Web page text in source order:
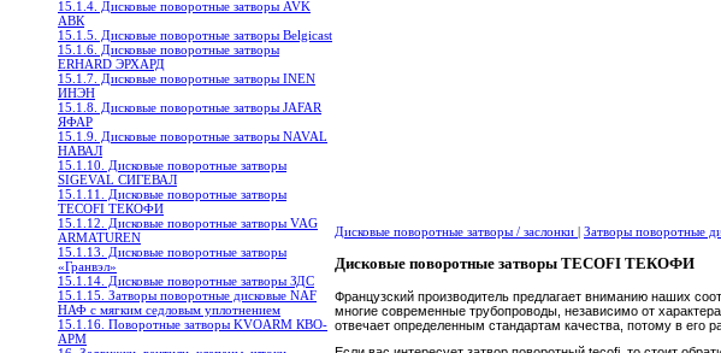
15.1.4. Дисковые поворотные затворы AVK
АВК
15.1.5. Дисковые поворотные затворы Belgicast
15.1.6. Дисковые поворотные затворы
ERHARD ЭРХАРД
15.1.7. Дисковые поворотные затворы INEN
ИНЭН
15.1.8. Дисковые поворотные затворы JAFAR
ЯФАР
15.1.9. Дисковые поворотные затворы NAVAL
НАВАЛ
15.1.10. Дисковые поворотные затворы
SIGEVAL СИГЕВАЛ
15.1.11. Дисковые поворотные затворы
TECOFI ТЕКОФИ
15.1.12. Дисковые поворотные затворы VAG
ARMATUREN
15.1.13. Дисковые поворотные затворы
«Гранвэл»
15.1.14. Дисковые поворотные затворы ЗДС
15.1.15. Затворы поворотные дисковые NAF
НАФ с мягким седловым уплотнением
15.1.16. Поворотные затворы KVOARM КВО-
АРМ
Дисковые поворотные затворы / заслонки | Затворы поворотные
Дисковые поворотные затворы TECOFI ТЕКОФИ
Французский производитель предлагает вниманию наших
многие современные трубопроводы, независимо от
отвечает определенным стандартам качества, потому в его